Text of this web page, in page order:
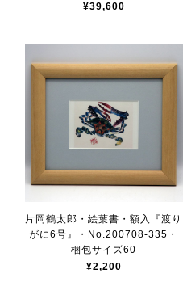
¥39,600
片岡鶴太郎・絵葉書・額入『渡り
がに6号』・No.200708-335・
梱包サイズ60
¥2,200